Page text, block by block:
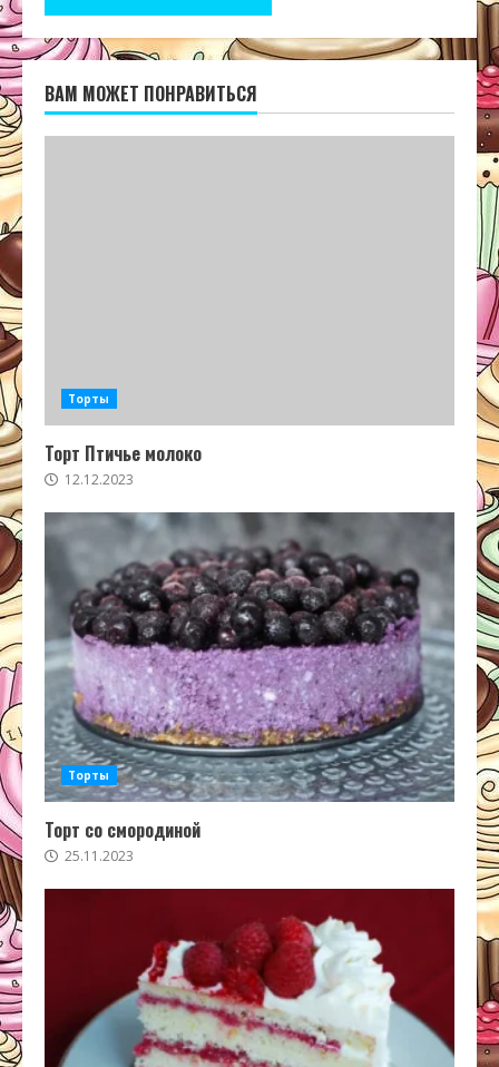
ВАМ МОЖЕТ ПОНРАВИТЬСЯ
Торты
Торт Птичье молоко
12.12.2023
Торты
Торт со смородиной
25.11.2023